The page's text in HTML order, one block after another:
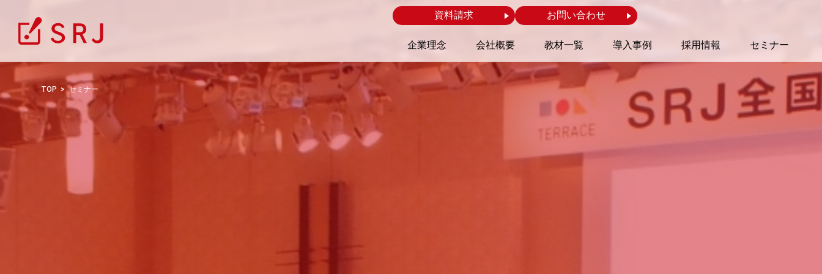
資料請求 お問い合わせ
企業理念 会社概要 教材一覧 導入事例 採用情報 セミナー
TOP セミナー